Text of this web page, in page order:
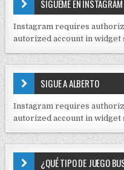
I
D
S
E
J
C
K
SÍGUEME EN INSTAGRAM
Instagram requires
autorized account in widget
SIGUE A ALBERTO
Instagram requires
autorized account in widget
¿QUÉ TIPO DE JUEGO